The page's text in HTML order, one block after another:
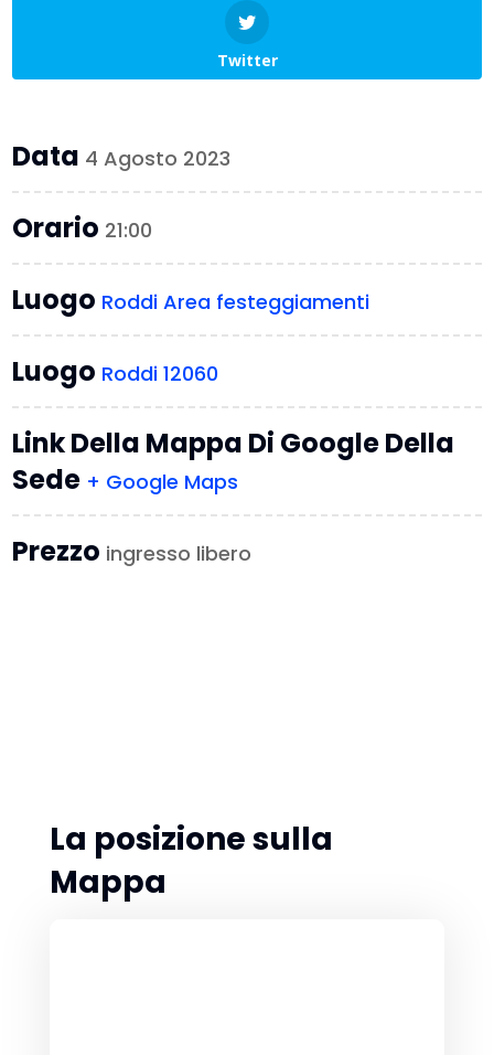
Twitter
Data 4 Agosto 2023
Orario 21:00
Luogo Roddi Area festeggiamenti
Luogo Roddi 12060
Link Della Mappa Di Google Della
Sede + Google Maps
Prezzo ingresso libero
La posizione sulla
Mappa